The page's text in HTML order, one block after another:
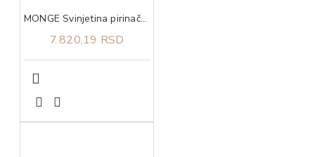
MONGE Svinjetina pirinač i krompir za sve rase adult 12kg
7.820,19 RSD